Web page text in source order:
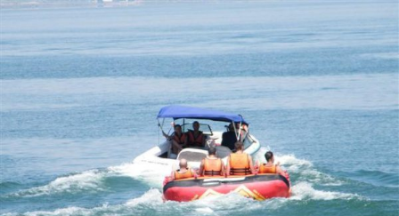
יום כיף בכנרת ספורט ימי וגיבוש עובדים בכינרת